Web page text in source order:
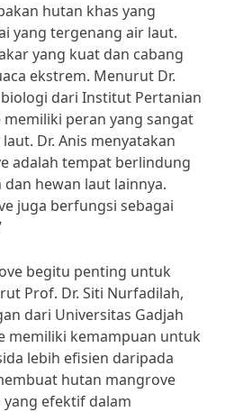
hutan khas yang
yang tergenang air laut.
yang kuat dan cabang
ekstrem. Menurut Dr.
dari Institut Pertanian
peran yang sangat
Dr. Anis menyatakan
adalah tempat berlindung
hewan laut lainnya.
juga berfungsi sebagai
begitu penting untuk
Prof. Dr. Siti Nurfadilah,
dari Universitas Gadjah
memiliki kemampuan untuk
lebih efisien daripada
hutan mangrove
yang efektif dalam